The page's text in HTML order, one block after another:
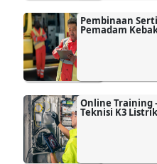
Pembinaan
Pemadam
Online Training
Teknisi K3